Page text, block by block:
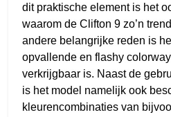
dit praktische element is het
waarom de Clifton 9 zo’n
andere belangrijke reden is
opvallende en flashy
verkrijgbaar is. Naast de
is het model namelijk ook
kleurencombinaties van